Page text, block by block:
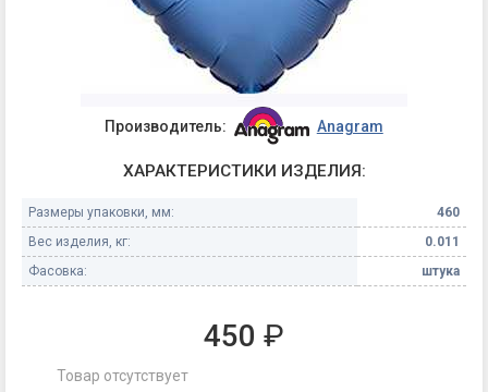
Производитель: Anagram
ХАРАКТЕРИСТИКИ ИЗДЕЛИЯ:
Размеры упаковки, мм:
460
Вес изделия, кг:
0.011
Фасовка:
штука
450 ₽
Товар отсутствует